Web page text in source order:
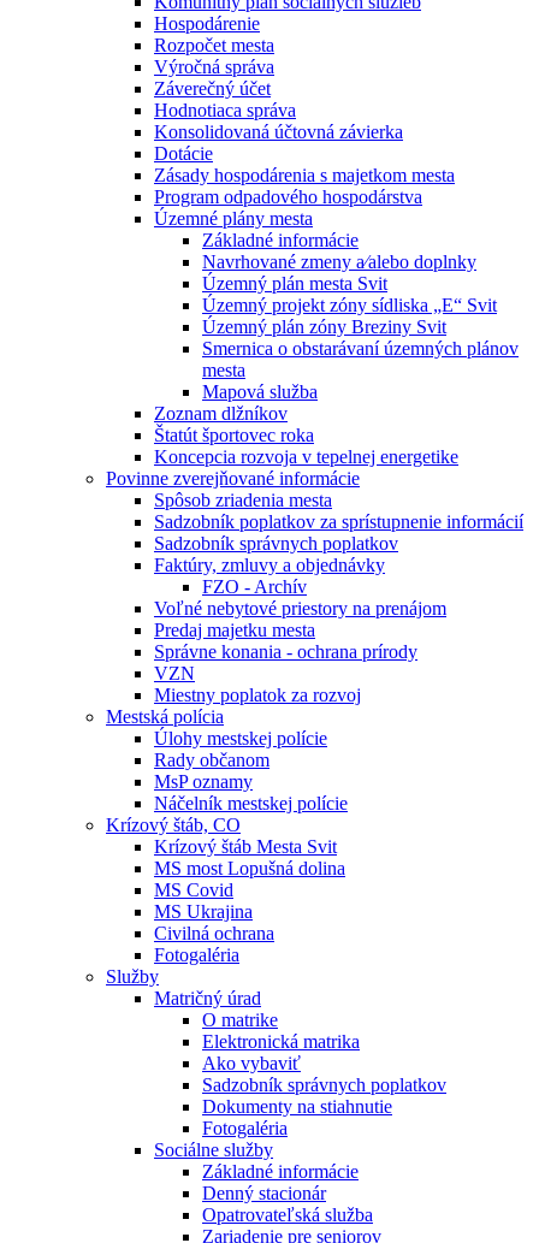
Hospodárenie
Rozpočet mesta
Výročná správa
Záverečný účet
Hodnotiaca správa
Konsolidovaná účtovná závierka
Dotácie
Zásady hospodárenia s majetkom mesta
Program odpadového hospodárstva
Územné plány mesta
Základné informácie
Navrhované zmeny a⁄alebo doplnky
Územný plán mesta Svit
Územný projekt zóny sídliska „E“ Svit
Územný plán zóny Breziny Svit
Smernica o obstarávaní územných plánov
mesta
Mapová služba
Zoznam dlžníkov
Štatút športovec roka
Koncepcia rozvoja v tepelnej energetike
Povinne zverejňované informácie
Spôsob zriadenia mesta
Sadzobník poplatkov za sprístupnenie informácií
Sadzobník správnych poplatkov
Faktúry, zmluvy a objednávky
FZO - Archív
Voľné nebytové priestory na prenájom
Predaj majetku mesta
Správne konania - ochrana prírody
VZN
Miestny poplatok za rozvoj
Mestská polícia
Úlohy mestskej polície
Rady občanom
MsP oznamy
Náčelník mestskej polície
Krízový štáb, CO
Krízový štáb Mesta Svit
MS most Lopušná dolina
MS Covid
MS Ukrajina
Civilná ochrana
Fotogaléria
Služby
Matričný úrad
O matrike
Elektronická matrika
Ako vybaviť
Sadzobník správnych poplatkov
Dokumenty na stiahnutie
Fotogaléria
Sociálne služby
Základné informácie
Denný stacionár
Opatrovateľská služba
Zariadenie pre seniorov